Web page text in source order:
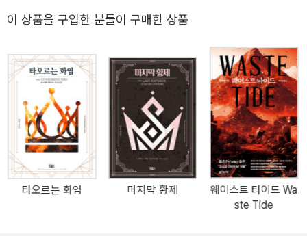
작품으로 2018년 출간된 한국어판의 개정판이다. 1부 『무너지는 제
을 연결하는 플로우를 통해 서로에게 필요한 자원을 교환하며 다수의
행성에 나뉘어 살게 된 미래에 플로우에 붕괴가 일어나며 겪게 되는
정치, 경제, 문화의 초반 몰락을 그렸다면, 2편 『타오르는 화염』(201
8, 한국어판 출간 2019)은 멸망의 위기에 처한 가운데 부와 권력을
유지하려는 지배계층과 천년 제국의 위상을 무너뜨리면서까지 최대
한 많은 인류를 살리려는 황제 그레이랜드의 정치적 싸움을 표현했
다. 시리즈 최종편인 『마지막 황제』(2020, 한국어판 출간 2021)는
그레이랜드와 과학자 마르스, 유력한 귀족이자 황제의 편에 선 키바
가 문명의 종말이 촌각에 달린 상황에서 난관을 극복해가는 과정을
이 상품을 구입한 분들이 구매한 상품
타오르는 화염 마지막 황제
웨이스트 타이드 Wa
ste Tide